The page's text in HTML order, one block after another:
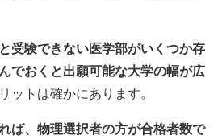
受験できない医学部がいくつか存
でおくと出願可能な大学の幅が広
ットは確かにあります。
ば、物理選択者の方が合格者数で